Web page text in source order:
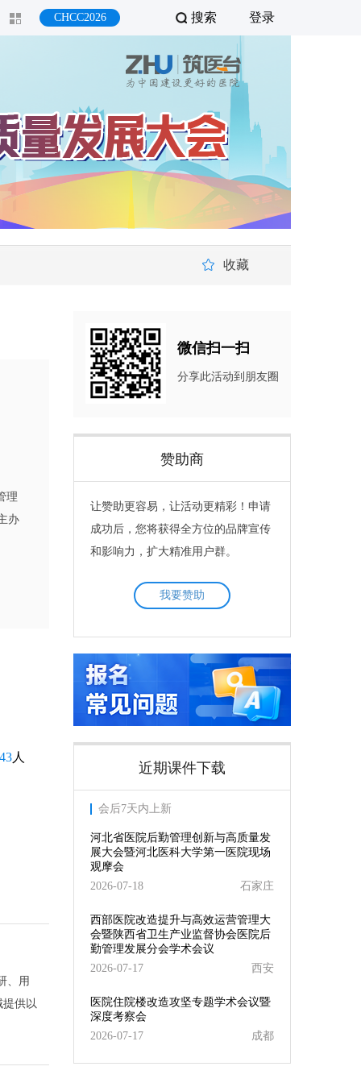
登录
搜索
CHCC2026
收藏
理
办
人
、用
提供以
微信扫一扫
分享此活动到朋友圈
赞助商
让赞助更容易，让活动更精彩！申请
成功后，您将获得全方位的品牌宣传
和影响力，扩大精准用户群。
我要赞助
近期课件下载
会后7天内上新
河北省医院后勤管理创新与高质量发
展大会暨河北医科大学第一医院现场
观摩会
2026-07-18
石家庄
西部医院改造提升与高效运营管理大
会暨陕西省卫生产业监督协会医院后
勤管理发展分会学术会议
2026-07-17
西安
医院住院楼改造攻坚专题学术会议暨
深度考察会
2026-07-17
成都